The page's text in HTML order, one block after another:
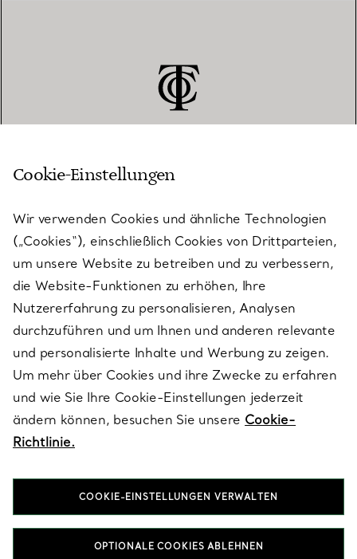
KUNDENSERVICE
SERVICES
ÜBER TIFFANY & CO.
RECHTLICHE HINWEISE
FOLGEN SIE UNS
Cookie-Einstellungen
Wir verwenden Cookies und ähnliche Technologien
(„Cookies“), einschließlich Cookies von Drittparteien,
um unsere Website zu betreiben und zu verbessern,
die Website-Funktionen zu erhöhen, Ihre
Nutzererfahrung zu personalisieren, Analysen
durchzuführen und um Ihnen und anderen relevante
und personalisierte Inhalte und Werbung zu zeigen.
Um mehr über Cookies und ihre Zwecke zu erfahren
und wie Sie Ihre Cookie-Einstellungen jederzeit
ändern können, besuchen Sie unsere Cookie-
Richtlinie.
COOKIE-EINSTELLUNGEN VERWALTEN
OPTIONALE COOKIES ABLEHNEN